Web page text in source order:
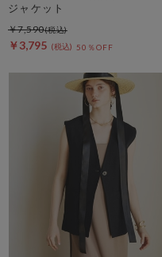
ジャケット
￥3,795 50％OFF
￥7,590